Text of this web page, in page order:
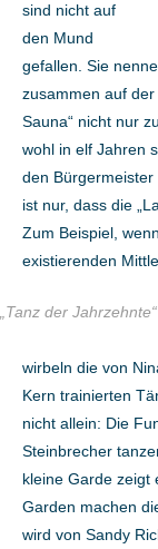
sind nicht auf
den Mund
gefallen. Sie
zusammen auf
Sauna“ nicht nur
wohl in elf Jahren
den Bürgermeister
ist nur, dass die
Zum Beispiel,
existierenden
„Tanz der
wirbeln die von
Kern trainierten
nicht allein: Die
Steinbrecher
kleine Garde zeigt
Garden machen
wird von Sandy